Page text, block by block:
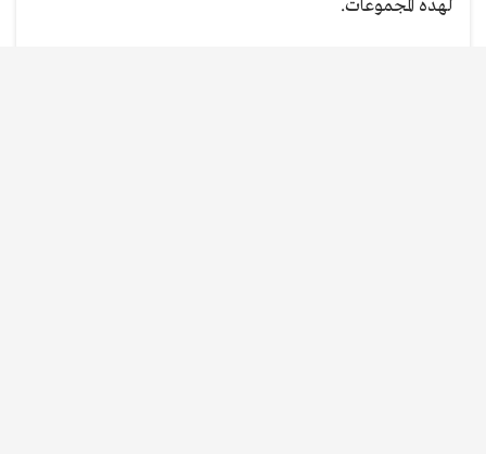
لهذه المجموعات.